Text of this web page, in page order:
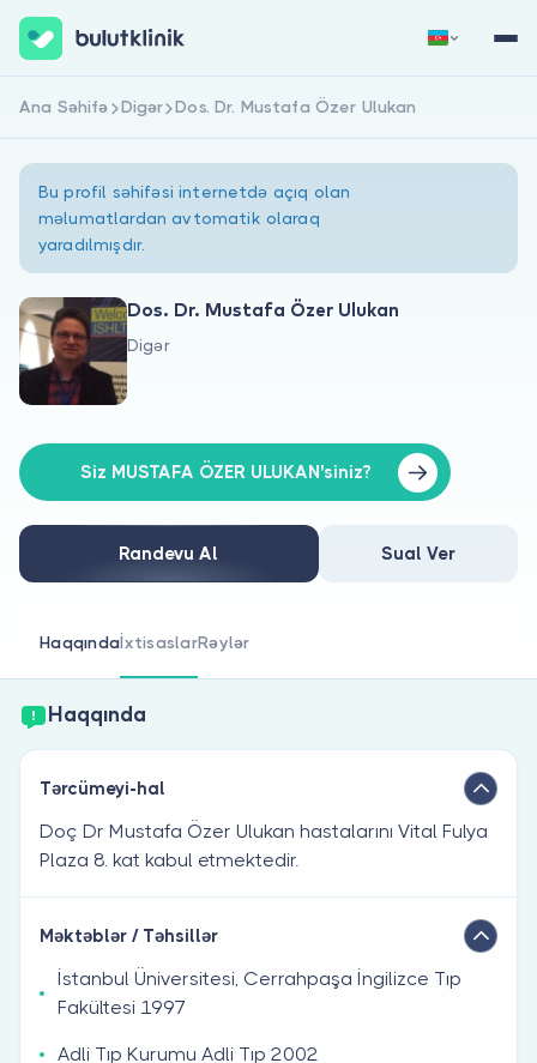
Haqqımızda
Xəstələr üçün
Həkimlər üçün
Qeydiyyat Daxil Ol
Ana Səhifə Digər Dos. Dr. Mustafa Özer Ulukan
Bu profil səhifəsi internetdə açıq olan
məlumatlardan avtomatik olaraq
yaradılmışdır.
Dos. Dr. Mustafa Özer Ulukan
Digər
Siz MUSTAFA ÖZER ULUKAN'siniz?
Randevu Al Sual Ver
HaqqındaİxtisaslarRəylər
Haqqında
Tərcümeyi-hal
Doç Dr Mustafa Özer Ulukan hastalarını Vital Fulya
Plaza 8. kat kabul etmektedir.
Məktəblər / Təhsillər
İstanbul Üniversitesi, Cerrahpaşa İngilizce Tıp
Fakültesi 1997
Adli Tıp Kurumu Adli Tıp 2002